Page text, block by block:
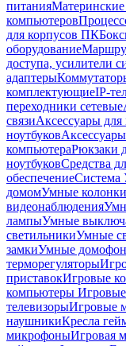
питания
компьютеров
для корпусов ПК
оборудование
доступа, усилители
адаптеры
комплектующиеIP-
переходники сетевые
связиАксессуары
ноутбуков
компьютераРюкзаки
ноутбуковСредства
обеспечение
домомУмные
видеонаблюдения
лампыУмные
светильникиУмные
замкиУмные
терморегуляторы
приставокИгровые
компьютеры
телевизорыИгровые
наушникиКресла
микрофоныИгровая